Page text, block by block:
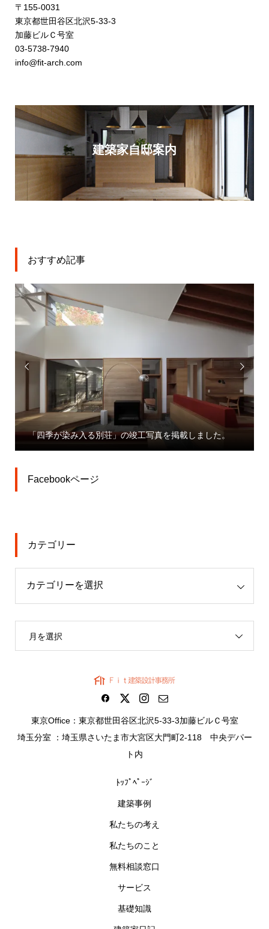
〒155-0031
東京都世田谷区北沢5-33-3
加藤ビルＣ号室
03-5738-7940
info@fit-arch.com
建築家自邸案内
おすすめ記事

「四季が染み入る別荘」の竣工写真を掲載しました。

Facebookページ
カテゴリー
月を選択
東京Office：東京都世田谷区北沢5-33-3加藤ビルＣ号室
埼玉分室 ：埼玉県さいたま市大宮区大門町2-118 中央デパー
ト内
ﾄｯﾌﾟﾍﾟｰｼﾞ
建築事例
私たちの考え
私たちのこと
無料相談窓口
サービス
基礎知識